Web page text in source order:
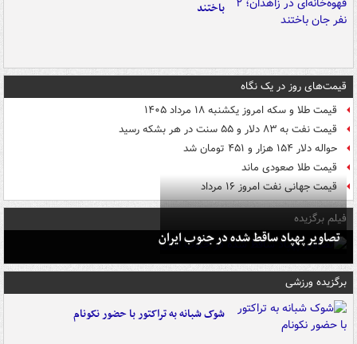
باختند
قیمت‌های روز در یک نگاه
قیمت طلا و سکه امروز یکشنبه ۱۸ مرداد ۱۴۰۵
قیمت نفت به ۸۳ دلار و ۵۵ سنت در هر بشکه رسید
حواله دلار ۱۵۴ هزار و ۴۵۱ تومان شد
قیمت طلا صعودی ماند
قیمت جهانی نفت امروز ۱۶ مرداد
فیلم برگزیده
تصاویر پهپاد ساقط شده در جنوب ایران
برگزیده ورزشی
شوک شبانه به تراکتور با حضور نکونام